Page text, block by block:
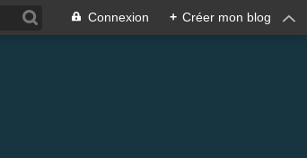
Connexion + Créer mon blog